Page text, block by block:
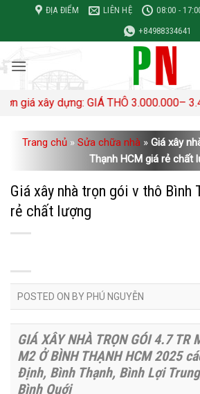
nội
dung
ĐỊA ĐIỂM LIÊN HỆ 08:00 -
+84988334641
THÔ 3.000.000– 3.400.000 Đ/M2
Trang chủ » Sửa chữa nhà » Giá xây
Thạnh HCM giá rẻ chất
Giá xây nhà trọn gói v thô Bình
rẻ chất lượng
POSTED ON BY PHÚ NGUYỄN
GIÁ XÂY NHÀ TRỌN GÓI 4.7 TR
M2 Ở BÌNH THẠNH HCM 2025
Định, Bình Thạnh, Bình Lợi
Bình Quới